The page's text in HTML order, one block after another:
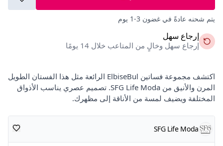
يتم شحنه عادةً في غضون 3-1 يوم
إرجاع سهل
إرجاع سهل وخالٍ من المتاعب خلال 14 يومًا
اكتشف مجموعة فساتين ElbiseBul الرائعة مثل هذا الفستان الطويل
المرن والأنيق من SFG Life Moda. تصميم عصري يناسب الأذواق
المختلفة ويضيف لمسة من الأناقة إلى مظهرك.
SFG Life Moda